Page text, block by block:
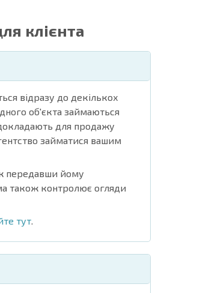
клієнта
відразу до декількох
об'єкта займаються
для продажу
займатися вашим
передавши йому
також контролює огляди
тут